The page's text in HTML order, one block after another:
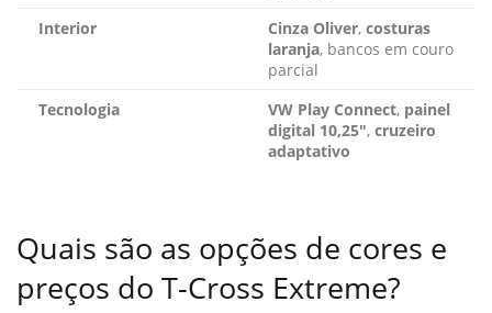
Interior
Cinza Oliver, costuras
laranja, bancos em couro
parcial
Tecnologia
VW Play Connect, painel
digital 10,25″, cruzeiro
adaptativo
Quais são as opções de cores e
preços do T-Cross Extreme?